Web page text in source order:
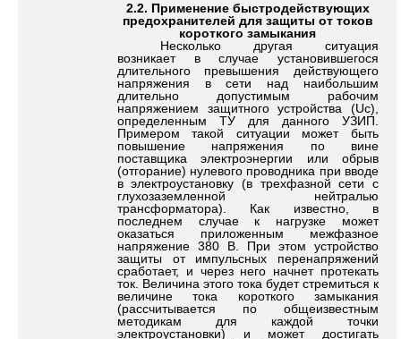
2.2. Применение быстродействующих
предохранителей для защиты от токов
короткого замыкания
Несколько другая ситуация
возникает в случае установившегося
длительного превышения действующего
напряжения в сети над наибольшим
длительно допустимым рабочим
напряжением защитного устройства (Uc),
определенным ТУ для данного УЗИП.
Примером такой ситуации может быть
повышение напряжения по вине
поставщика электроэнергии или обрыв
(отгорание) нулевого проводника при вводе
в электроустановку (в трехфазной сети с
глухозаземленной нейтралью
трансформатора). Как известно, в
последнем случае к нагрузке может
оказаться приложенным межфазное
напряжение 380 В. При этом устройство
защиты от импульсных перенапряжений
сработает, и через него начнет протекать
ток. Величина этого тока будет стремиться к
величине тока короткого замыкания
(рассчитывается по общеизвестным
методикам для каждой точки
электроустановки) и может достигать